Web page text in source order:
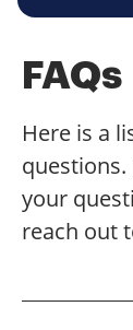
FAQs
Here is a
your
reach out